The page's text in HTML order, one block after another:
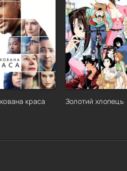
краса Золотий хлопець